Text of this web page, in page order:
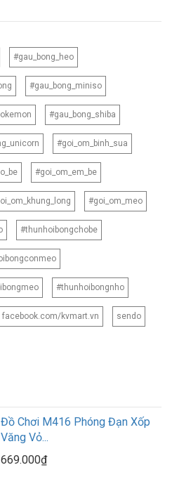
#gau_bong_heo
#gau_bong_miniso
#gau_bong_shiba
#goi_om_binh_sua
#goi_om_em_be
#goi_om_meo
#thunhoibongchobe
#thunhoibongnho
facebook.com/kvmart.vn sendo
Đồ Chơi M416 Phóng Đạn Xốp
Văng Vỏ...
669.000₫